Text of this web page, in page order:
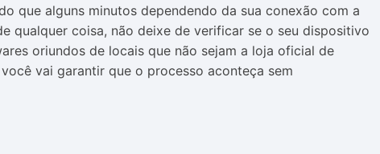
que alguns minutos dependendo da sua conexão com a
qualquer coisa, não deixe de verificar se o seu dispositivo
oriundos de locais que não sejam a loja oficial de
vai garantir que o processo aconteça sem